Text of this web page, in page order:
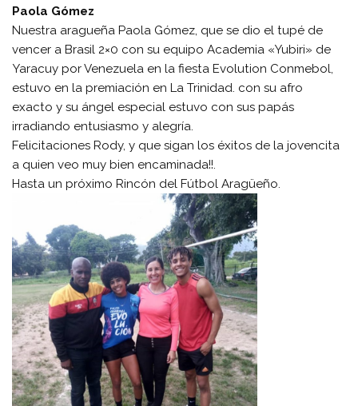
Paola Gómez
Nuestra aragueña Paola Gómez, que se dio el tupé de
vencer a Brasil 2×0 con su equipo Academia «Yubiri» de
Yaracuy por Venezuela en la fiesta Evolution Conmebol,
estuvo en la premiación en La Trinidad. con su afro
exacto y su ángel especial estuvo con sus papás
irradiando entusiasmo y alegría.
Felicitaciones Rody, y que sigan los éxitos de la jovencita
a quien veo muy bien encaminada!!.
Hasta un próximo Rincón del Fútbol Aragüeño.